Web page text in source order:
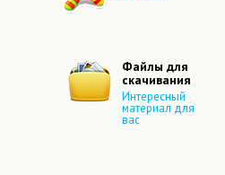
Файлы для
скачивания
Интересный
материал для
вас